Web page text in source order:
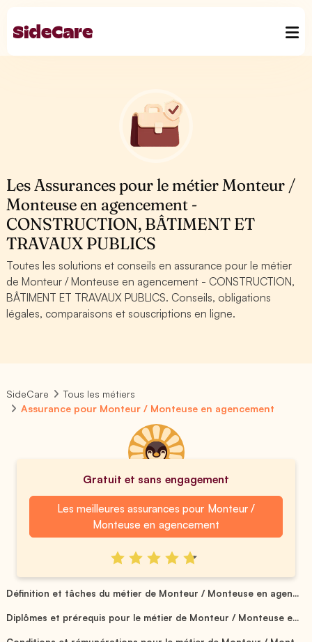
Les Assurances pour le métier Monteur /
Monteuse en agencement -
CONSTRUCTION, BÂTIMENT ET
TRAVAUX PUBLICS
Toutes les solutions et conseils en assurance pour le métier
de Monteur / Monteuse en agencement - CONSTRUCTION,
BÂTIMENT ET TRAVAUX PUBLICS. Conseils, obligations
légales, comparaisons et souscriptions en ligne.
SideCare
Tous les métiers
Assurance pour Monteur / Monteuse en agencement
Gratuit et sans engagement
Les meilleures assurances pour Monteur /
Monteuse en agencement
Définition et tâches du métier de Monteur / Monteuse en agen...
Diplômes et prérequis pour le métier de Monteur / Monteuse e...